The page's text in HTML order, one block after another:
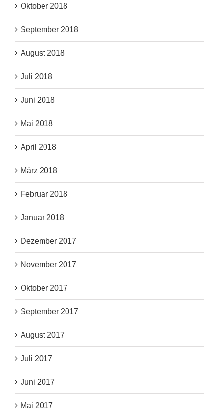
Oktober 2018
September 2018
August 2018
Juli 2018
Juni 2018
Mai 2018
April 2018
März 2018
Februar 2018
Januar 2018
Dezember 2017
November 2017
Oktober 2017
September 2017
August 2017
Juli 2017
Juni 2017
Mai 2017